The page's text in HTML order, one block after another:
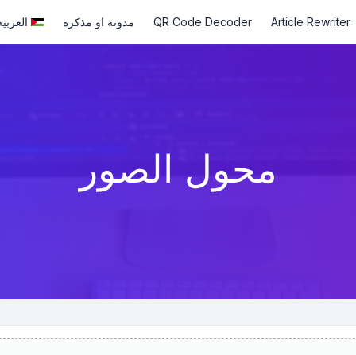
Article Rewriter
QR Code Decoder مدونة او مذكرة
محول الصور